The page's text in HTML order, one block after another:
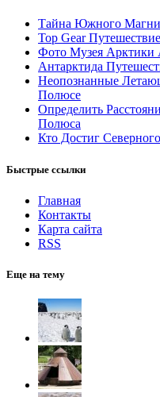
Тайна Южного
Top Gear
Фото Музея Арктики
Антарктида
Неопознанные
Полюсе
Определить
Полюса
Кто Достиг
Быстрые ссылки
Главная
Контакты
Карта сайта
RSS
Еще на тему